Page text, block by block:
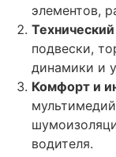
элементов,
подвески,
динамики и
Комфорт и
водителя.